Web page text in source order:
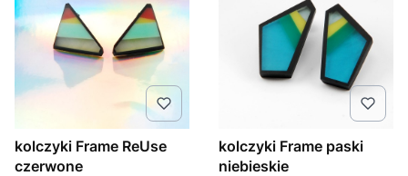
kolczyki Frame ReUse
czerwone
kolczyki Frame paski
niebieskie